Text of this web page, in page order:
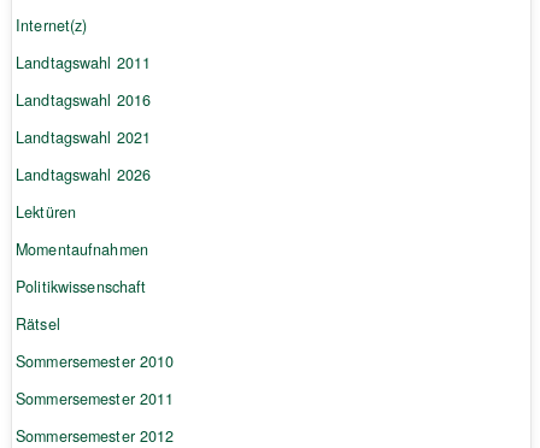
Internet(z)
Landtagswahl 2011
Landtagswahl 2016
Landtagswahl 2021
Landtagswahl 2026
Lektüren
Momentaufnahmen
Politikwissenschaft
Rätsel
Sommersemester 2010
Sommersemester 2011
Sommersemester 2012